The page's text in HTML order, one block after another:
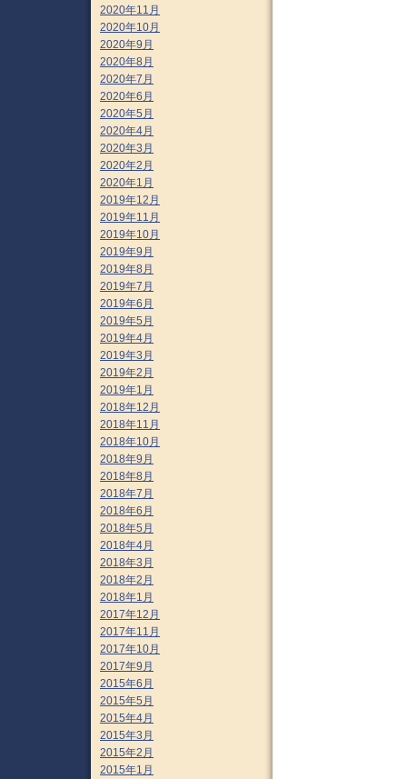
2020年11月
2020年10月
2020年9月
2020年8月
2020年7月
2020年6月
2020年5月
2020年4月
2020年3月
2020年2月
2020年1月
2019年12月
2019年11月
2019年10月
2019年9月
2019年8月
2019年7月
2019年6月
2019年5月
2019年4月
2019年3月
2019年2月
2019年1月
2018年12月
2018年11月
2018年10月
2018年9月
2018年8月
2018年7月
2018年6月
2018年5月
2018年4月
2018年3月
2018年2月
2018年1月
2017年12月
2017年11月
2017年10月
2017年9月
2015年6月
2015年5月
2015年4月
2015年3月
2015年2月
2015年1月